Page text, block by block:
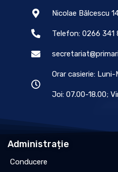
Nicolae Bălcescu
Telefon: 0266 341
Orar casierie: Luni-
Joi: 07.00-18.00;
Administrație
Conducere